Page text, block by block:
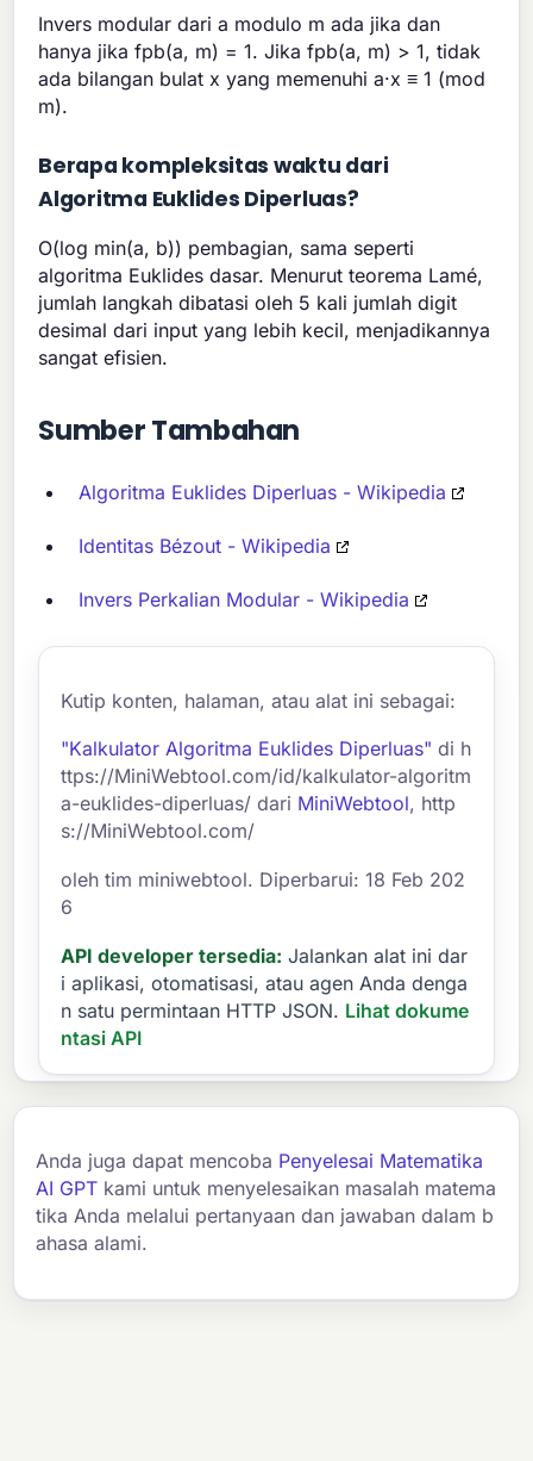
Invers modular dari a modulo m ada jika dan
hanya jika fpb(a, m) = 1. Jika fpb(a, m) > 1, tidak
ada bilangan bulat x yang memenuhi a·x ≡ 1 (mod
m).
Berapa kompleksitas waktu dari
Algoritma Euklides Diperluas?
O(log min(a, b)) pembagian, sama seperti
algoritma Euklides dasar. Menurut teorema Lamé,
jumlah langkah dibatasi oleh 5 kali jumlah digit
desimal dari input yang lebih kecil, menjadikannya
sangat efisien.
Sumber Tambahan
Algoritma Euklides Diperluas - Wikipedia
Identitas Bézout - Wikipedia
Invers Perkalian Modular - Wikipedia
Kutip konten, halaman, atau alat ini sebagai:
"Kalkulator Algoritma Euklides Diperluas" di h
ttps://MiniWebtool.com/id/kalkulator-algoritm
a-euklides-diperluas/ dari MiniWebtool, http
s://MiniWebtool.com/
oleh tim miniwebtool. Diperbarui: 18 Feb 202
6
API developer tersedia: Jalankan alat ini dar
i aplikasi, otomatisasi, atau agen Anda denga
n satu permintaan HTTP JSON. Lihat dokume
ntasi API
Anda juga dapat mencoba Penyelesai Matematika
AI GPT kami untuk menyelesaikan masalah matema
tika Anda melalui pertanyaan dan jawaban dalam b
ahasa alami.